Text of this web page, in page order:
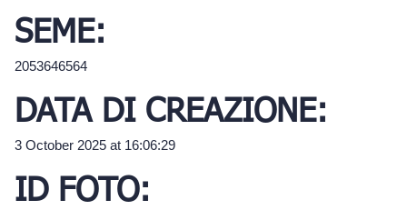
SEME:
2053646564
DATA DI CREAZIONE:
3 October 2025 at 16:06:29
ID FOTO: